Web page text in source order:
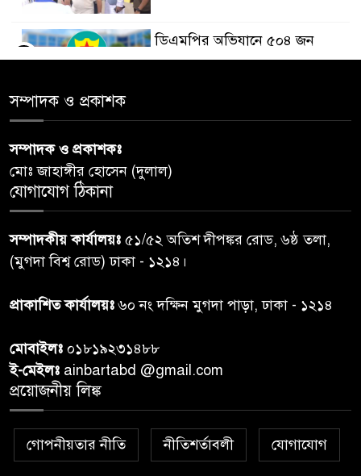
ডিএমপির অভিযানে ৫০৪ জন
গ্রেপ্তার, মামলা ৩৫
কুলাউড়া সীমান্তে বিএসএফের
৭
বগুড়ায় প্রাইভেটকারের ধাক্কায় স্বামী-
৮
টাওয়াজ শোনা যায়: স্বরাষ্ট্রমন্ত্রী
৯
১০
সম্পাদক ও প্রকাশক
সম্পাদক ও প্রকাশকঃ
মোঃ জাহাঙ্গীর হোসেন (দুলাল)
যোগাযোগ ঠিকানা
সম্পাদকীয় কার্যালয়ঃ ৫১/৫২ অতিশ দীপঙ্কর রোড, ৬ষ্ঠ তলা,
(মুগদা বিশ্ব রোড) ঢাকা - ১২১৪।
প্রাকাশিত কার্যালয়ঃ৬০ নং দক্ষিন মুগদা পাড়া, ঢাকা - ১২১৪
মোবাইলঃ ০১৮১৯২৩১৪৮৮
ই-মেইলঃ ainbartabd @gmail.com
প্রয়োজনীয় লিঙ্ক
গোপনীয়তার নীতি নীতিশর্তাবলী যোগাযোগ